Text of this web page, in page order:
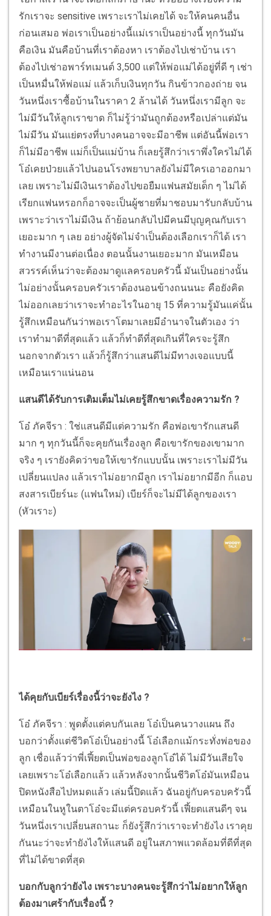
รักเราจะ sensitive เพราะเราไม่เคยได้ จะให้คนคนอื่น
ก่อนเสมอ พ่อเราเป็นอย่างนี้แม่เราเป็นอย่างนี้ ทุกวันมัน
คือเงิน มันคือบ้านที่เราต้องหา เราต้องไปเช่าบ้าน เรา
ต้องไปเช่าอพาร์ทเมนต์ 3,500 แต่ให้พ่อแม่ได้อยู่ที่ดี ๆ เช่า
เป็นหมื่นให้พ่อแม่ แล้วเก็บเงินทุกวัน กินข้าวกองถ่าย จน
วันหนึ่งเราซื้อบ้านในราคา 2 ล้านได้ วันหนึ่งเรามีลูก จะ
ไม่มีวันให้ลูกเราขาด ก็ไม่รู้ว่ามันถูกต้องหรือเปล่าแต่มัน
ไม่มีวัน มันแย่ตรงที่บางคนอาจจะมีอาชีพ แต่อันนี้พ่อเรา
ก็ไม่มีอาชีพ แม่ก็เป็นแม่บ้าน ก็เลยรู้สึกว่าเราพึ่งใครไม่ได้
โอ๋เคยป่วยแล้วไปนอนโรงพยาบาลยังไม่มีใครเอาออกมา
เลย เพราะไม่มีเงินเราต้องไปขอยืมแฟนสมัยเด็ก ๆ ไม่ได้
เรียกแฟนหรอกก็อาจจะเป็นผู้ชายที่มาชอบมารับกลับบ้าน
เพราะว่าเราไม่มีเงิน ถ้าย้อนกลับไปมีคนมีบุญคุณกับเรา
เยอะมาก ๆ เลย อย่างผู้จัดไม่จำเป็นต้องเลือกเราก็ได้ เรา
ทำงานมีงานต่อเนื่อง ตอนนั้นงานเยอะมาก มันเหมือน
สวรรค์เห็นว่าจะต้องมาดูแลครอบครัวนี้ มันเป็นอย่างนั้น
ไม่อย่างนั้นครอบครัวเราต้องนอนข้างถนนนะ คือยังคิด
ไม่ออกเลยว่าเราจะทำอะไรในอายุ 15 ที่ความรู้มันแค่นั้น
รู้สึกเหมือนกันว่าพอเราโตมาเลยมีอำนาจในตัวเอง ว่า
เราทำมาดีที่สุดแล้ว แล้วก็ทำดีที่สุดเกินที่ใครจะรู้สึก
นอกจากตัวเรา แล้วก็รู้สึกว่าแสนดีไม่มีทางเจอแบบนี้
เหมือนเราแน่นอน
แสนดีได้รับการเติมเต็มไม่เคยรู้สึกขาดเรื่องความรัก ?
โอ๋ ภัคจีรา : ใช่แสนดีมีแต่ความรัก คือพ่อเขารักแสนดี
มาก ๆ ทุกวันนี้ก็จะคุยกันเรื่องลูก คือเขารักของเขามาก
จริง ๆ เรายังคิดว่าขอให้เขารักแบบนั้น เพราะเราไม่มีวัน
เปลี่ยนแปลง แล้วเราไม่อยากมีลูก เราไม่อยากมีอีก ก็แอบ
สงสารเบียร์นะ (แฟนใหม่) เบียร์ก็จะไม่มีได้ลูกของเรา
(หัวเราะ)
ได้คุยกับเบียร์เรื่องนี้ว่าจะยังไง ?
โอ๋ ภัคจีรา : พูดตั้งแต่คบกันเลย โอ๋เป็นคนวางแผน ถึง
บอกว่าตั้งแต่ชีวิตโอ๋เป็นอย่างนี้ โอ๋เลือกแม้กระทั่งพ่อของ
ลูก เชื่อแล้วว่าพี่เฟี้ยตเป็นพ่อของลูกโอ๋ได้ ไม่มีวันเสียใจ
เลยเพราะโอ๋เลือกแล้ว แล้วหลังจากนั้นชีวิตโอ๋มันเหมือน
ปิดหนังสือไปหมดแล้ว เล่มนี้ปิดแล้ว ฉันอยู่กับครอบครัวนี้
เหมือนในหูในตาโอ๋จะมีแต่ครอบครัวนี้ เฟี้ยตแสนดีๆ จน
วันหนึ่งเราเปลี่ยนสถานะ ก็ยังรู้สึกว่าเราจะทำยังไง เราคุย
กันนะว่าจะทำยังไงให้แสนดี อยู่ในสภาพแวดล้อมที่ดีที่สุด
ที่ไม่ได้ขาดที่สุด
บอกกับลูกว่ายังไง เพราะบางคนจะรู้สึกว่าไม่อยากให้ลูก
ต้องมาเศร้ากับเรื่องนี้ ?